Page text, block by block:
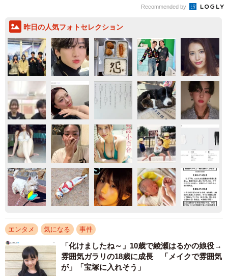
Recommended by
昨日の人気フォトセレクション
エンタメ 気になる 事件
「化けましたね～」10歳で綾瀬はるかの娘役→
雰囲気ガラリの18歳に成長 「メイクで雰囲気
が」「宝塚に入れそう」